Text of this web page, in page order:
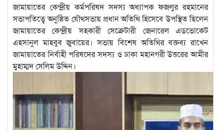
জামায়াতের কেন্দ্রীয় কর্মপরিষদ সদস্য অধ্যাপক ফজলুর রহমানের
সভাপতিত্বে অনুষ্ঠিত যৌথসভায় প্রধান অতিথি হিসেবে উপস্থিত ছিলেন
জামায়াতের কেন্দ্রীয় সহকারী সেক্রেটারী জেনারেল এডভোকেট
এহসানুল মাহবুব জুবায়ের। সভায় বিশেষ অতিথির বক্তব্য রাখেন
জামায়াতের নির্বাহী পরিষদের সদস্য ও ঢাকা মহানগরী উত্তরের আমীর
মুহাম্মদ সেলিম উদ্দিন।